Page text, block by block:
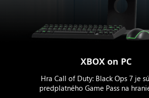
XBOX on PC
Hra Call of Duty: Black Ops 7 je
predplatného Game Pass na